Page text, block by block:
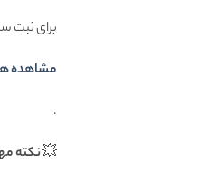
برای ثبت
مشاهده
.
💥نکته مهم 1: نماد اعتماد